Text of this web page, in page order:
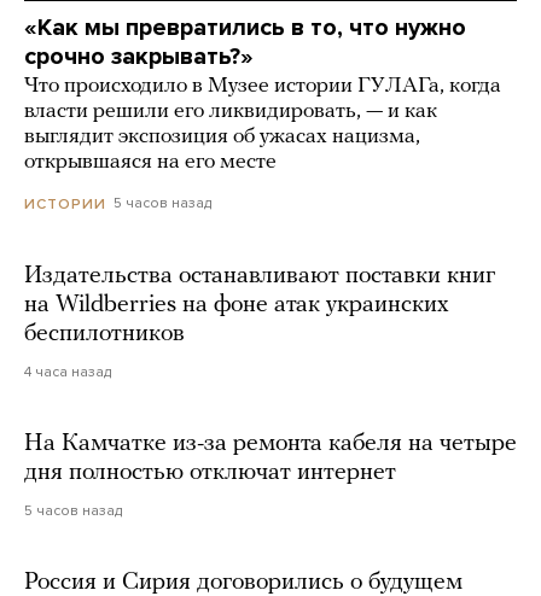
«Как мы превратились в то, что нужно
срочно закрывать?»
Что происходило в Музее истории ГУЛАГа, когда
власти решили его ликвидировать, — и как
выглядит экспозиция об ужасах нацизма,
открывшаяся на его месте
ИСТОРИИ 5 часов назад
Издательства останавливают поставки книг
на Wildberries на фоне атак украинских
беспилотников
4 часа назад
На Камчатке из-за ремонта кабеля на четыре
дня полностью отключат интернет
5 часов назад
Россия и Сирия договорились о будущем